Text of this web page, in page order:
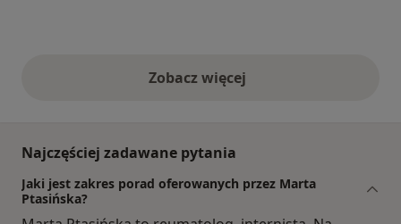
Zobacz więcejopinie powyżej
Najczęściej zadawane pytania
Jaki jest zakres porad oferowanych przez Marta
Ptasińska?